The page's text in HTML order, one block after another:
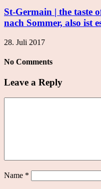
St-Germain | the taste
nach Sommer, also ist
28. Juli 2017
No Comments
Leave a Reply
Name *